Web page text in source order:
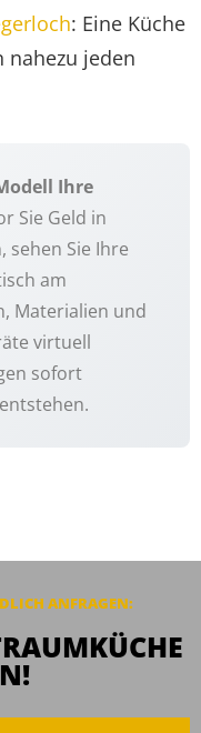
: Eine Küche
nahezu jeden
Ihre
Sie Geld in
sehen Sie Ihre
am
Materialien und
virtuell
sofort
ANFRAGEN: